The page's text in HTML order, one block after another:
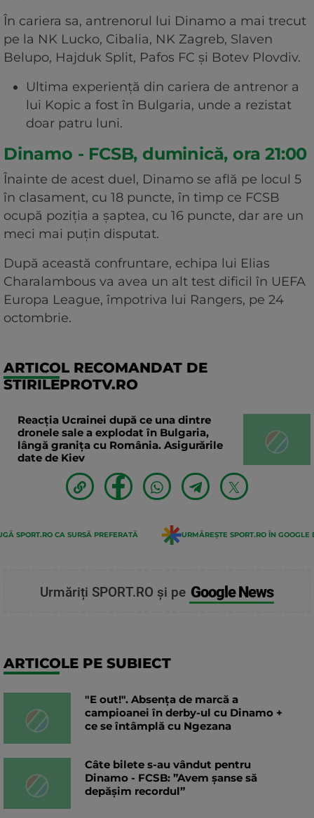
În cariera sa, antrenorul lui Dinamo a mai trecut
pe la NK Lucko, Cibalia, NK Zagreb, Slaven
Belupo, Hajduk Split, Pafos FC și Botev Plovdiv.
Ultima experiență din cariera de antrenor a
lui Kopic a fost în Bulgaria, unde a rezistat
doar patru luni.
Dinamo - FCSB, duminică, ora 21:00
Înainte de acest duel, Dinamo se află pe locul 5
în clasament, cu 18 puncte, în timp ce FCSB
ocupă poziția a șaptea, cu 16 puncte, dar are un
meci mai puțin disputat.
După această confruntare, echipa lui Elias
Charalambous va avea un alt test dificil în UEFA
Europa League, împotriva lui Rangers, pe 24
octombrie.
ARTICOL RECOMANDAT DE
STIRILEPROTV.RO
Reacția Ucrainei după ce una dintre
dronele sale a explodat în Bulgaria,
lângă granița cu România. Asigurările
date de Kiev
SPORT.RO CA SURSĂ PREFERATĂ URMĂREȘTE SPORT.RO ÎN GOOGLE
Urmăriți SPORT.RO și pe Google News
ARTICOLE PE SUBIECT
"E out!". Absența de marcă a
campioanei în derby-ul cu Dinamo +
ce se întâmplă cu Ngezana
Câte bilete s-au vândut pentru
Dinamo - FCSB: ”Avem șanse să
depășim recordul”